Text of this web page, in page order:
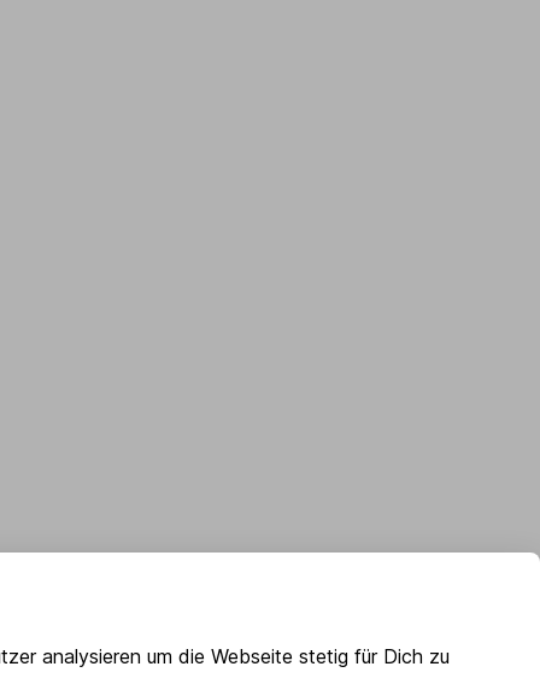
analysieren um die Webseite stetig für Dich zu